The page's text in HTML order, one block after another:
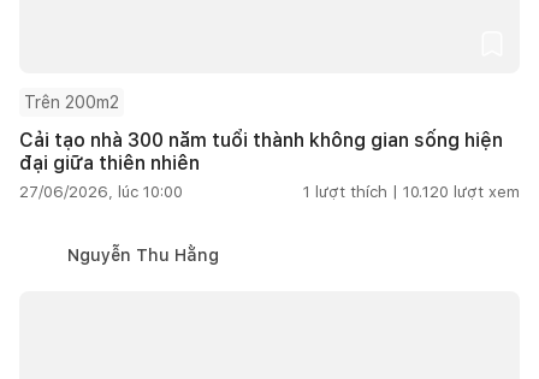
Trên 200m2
Cải tạo nhà 300 năm tuổi thành không gian sống hiện
đại giữa thiên nhiên
27/06/2026, lúc 10:00 1 lượt thích | 10.120 lượt xem
Nguyễn Thu Hằng